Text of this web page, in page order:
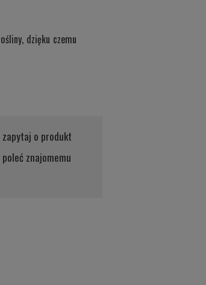
dzięku czemu
zapytaj o produkt
poleć znajomemu